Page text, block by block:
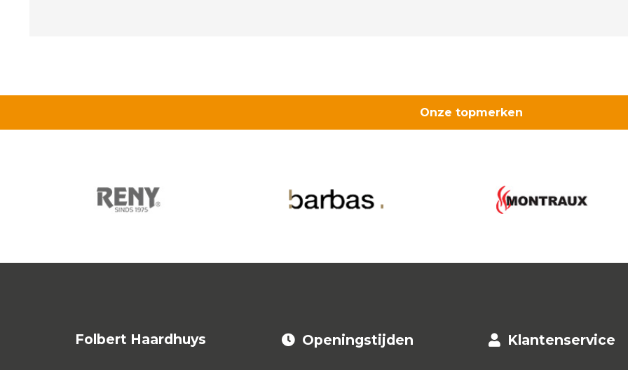
Onze topmerken
Folbert Haardhuys Openingstijden Klantenservice